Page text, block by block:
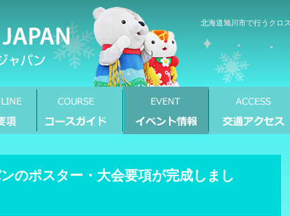
北海道旭川市で行うクロ
のポスター・大会要項が完成しまし